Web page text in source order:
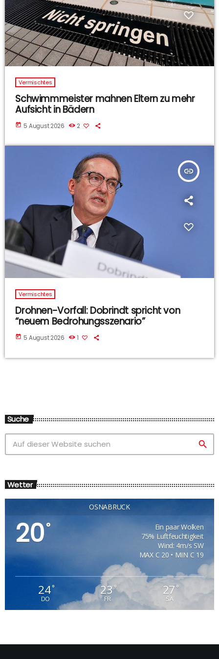
Vermischtes
Schwimmmeister mahnen Eltern zu mehr
Aufsicht in Bädern
today 5 August 2026 2
insert_link
Vermischtes
Drohnen-Vorfall: Dobrindt spricht von
“neuem Bedrohungsszenario”
today 5 August 2026 1
Suche
search
Wetter
OSNABRÜCK
20°
Ein paar Wolken
75% Luftfeuchtigkeit
Wind: 4m/s SW
MAX C 20 • MIN C 19
24°
DO
23°
FR
27°
SA